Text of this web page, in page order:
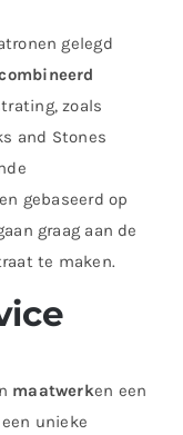
gelegd
zoals
and Stones
gebaseerd op
graag aan de
te maken.
maatwerken een
unieke